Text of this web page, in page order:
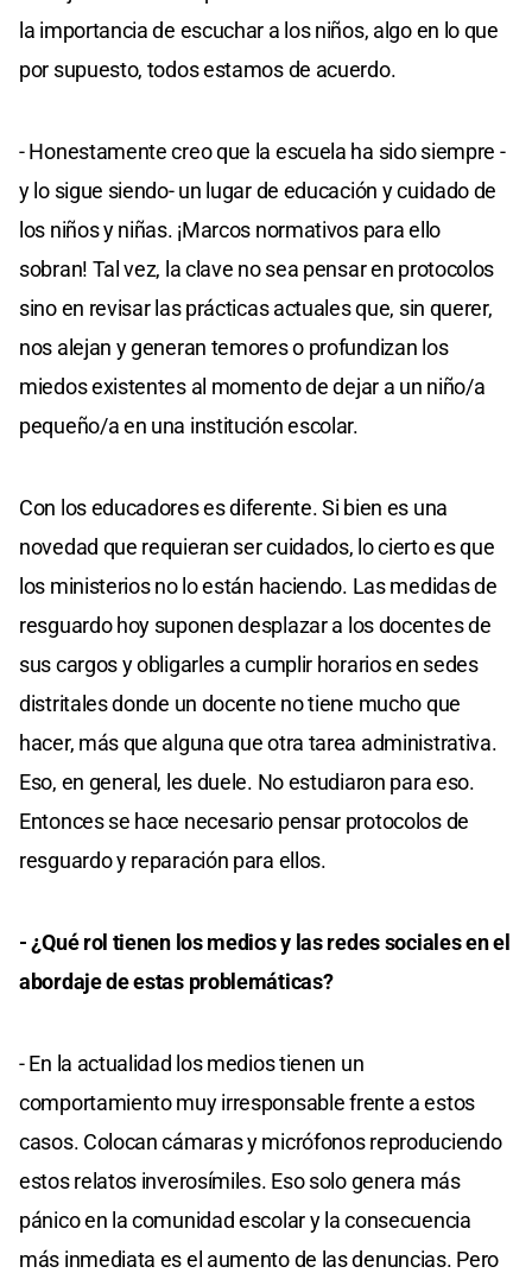
la importancia de escuchar a los niños, algo en lo que
por supuesto, todos estamos de acuerdo.
- Honestamente creo que la escuela ha sido siempre -
y lo sigue siendo- un lugar de educación y cuidado de
los niños y niñas. ¡Marcos normativos para ello
sobran! Tal vez, la clave no sea pensar en protocolos
sino en revisar las prácticas actuales que, sin querer,
nos alejan y generan temores o profundizan los
miedos existentes al momento de dejar a un niño/a
pequeño/a en una institución escolar.
Con los educadores es diferente. Si bien es una
novedad que requieran ser cuidados, lo cierto es que
los ministerios no lo están haciendo. Las medidas de
resguardo hoy suponen desplazar a los docentes de
sus cargos y obligarles a cumplir horarios en sedes
distritales donde un docente no tiene mucho que
hacer, más que alguna que otra tarea administrativa.
Eso, en general, les duele. No estudiaron para eso.
Entonces se hace necesario pensar protocolos de
resguardo y reparación para ellos.
- ¿Qué rol tienen los medios y las redes sociales en el
abordaje de estas problemáticas?
- En la actualidad los medios tienen un
comportamiento muy irresponsable frente a estos
casos. Colocan cámaras y micrófonos reproduciendo
estos relatos inverosímiles. Eso solo genera más
pánico en la comunidad escolar y la consecuencia
más inmediata es el aumento de las denuncias. Pero